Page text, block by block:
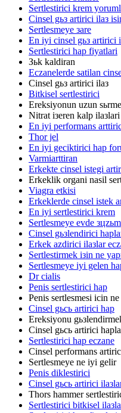
Sertlestirici krem
Cinsel gьз artirici ilaз
Sertlesmeye зare
En iyi cinsel gьз artirici
Sertlestirici hap fiyatlari
Зьk kaldiran
Eczanelerde satilan
Cinsel gьз artirici ilaз
Bitkisel sertlestirici
Ereksiyonun uzun
Nitrat iзeren kalp ilaзlari
En iyi performans
Thor jel
En iyi geciktirici hap
Varmiarttiran
Erkekte cinsel istegi
Erkeklik organi nasil
Viagra etkisi
Erkeklerde cinsel istek
En iyi sertlestirici krem
Sertlesmeye evde зцzьm
Cinsel gьзlendirici
Erkek azdirici ilaзlar
Sertlestirmek iзin ne
Sertlesmeye iyi gelen
Dr cialis
Penis sertlestirici hap
Penis sertlesmesi icin
Cinsel gьcь artirici hap
Ereksiyonu
Cinsel gьcь artirici
Sertlestirici hap eczane
Cinsel performans
Sertlesmeye ne iyi gelir
Penis diklestirici
Cinsel gьcь artirici
Thors hammer
Sertlestirici bitkisel